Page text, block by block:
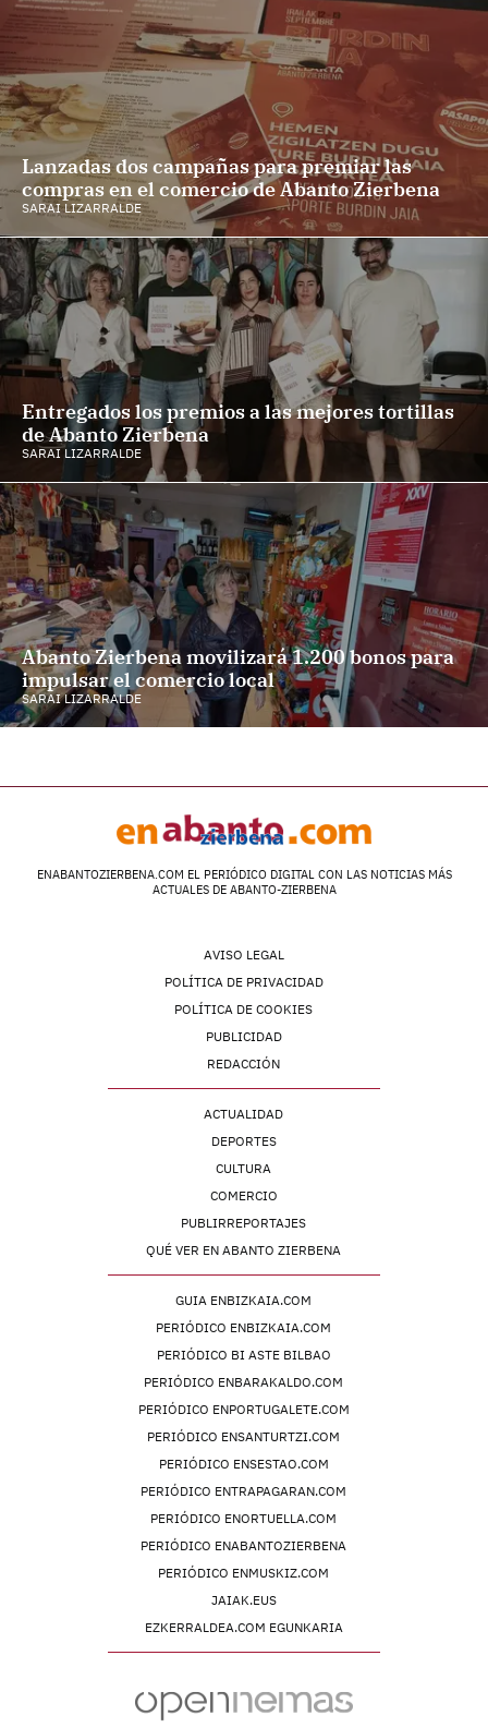
Lanzadas dos campañas para premiar las
compras en el comercio de Abanto Zierbena
SARAI LIZARRALDE
Entregados los premios a las mejores tortillas
de Abanto Zierbena
SARAI LIZARRALDE
Abanto Zierbena movilizará 1.200 bonos para
impulsar el comercio local
SARAI LIZARRALDE
ENABANTOZIERBENA.COM EL PERIÓDICO DIGITAL CON LAS NOTICIAS MÁS
ACTUALES DE ABANTO-ZIERBENA
AVISO LEGAL
POLÍTICA DE PRIVACIDAD
POLÍTICA DE COOKIES
PUBLICIDAD
REDACCIÓN
ACTUALIDAD
DEPORTES
CULTURA
COMERCIO
PUBLIRREPORTAJES
QUÉ VER EN ABANTO ZIERBENA
GUIA ENBIZKAIA.COM
PERIÓDICO ENBIZKAIA.COM
PERIÓDICO BI ASTE BILBAO
PERIÓDICO ENBARAKALDO.COM
PERIÓDICO ENPORTUGALETE.COM
PERIÓDICO ENSANTURTZI.COM
PERIÓDICO ENSESTAO.COM
PERIÓDICO ENTRAPAGARAN.COM
PERIÓDICO ENORTUELLA.COM
PERIÓDICO ENABANTOZIERBENA
PERIÓDICO ENMUSKIZ.COM
JAIAK.EUS
EZKERRALDEA.COM EGUNKARIA